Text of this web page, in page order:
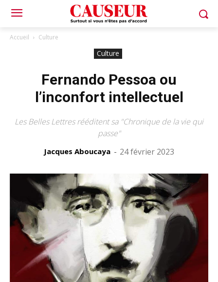
Accueil Culture
Culture
Fernando Pessoa ou
l’inconfort intellectuel
Les Belles Lettres rééditent sa "Chronique de la vie qui
passe"
Jacques Aboucaya - 24 février 2023